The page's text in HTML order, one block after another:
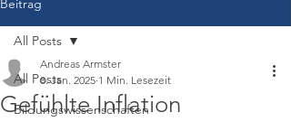
Beitrag
All Posts
Bildungswissenschaften
All Posts
Gefühlte Inflation
Andreas Armster
8. Jan. 2025 1 Min. Lesezeit